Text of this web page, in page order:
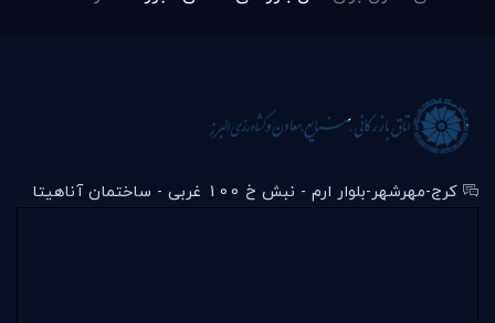
کرج-مهرشهر-بلوار ارم - نبش خ 100 غربی - ساختمان آناهیتا